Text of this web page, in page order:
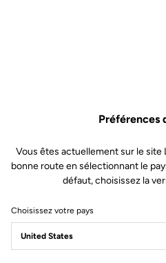
Préférences
Vous êtes actuellement sur le site
bonne route en sélectionnant le
défaut, choisissez la
Choisissez votre pays